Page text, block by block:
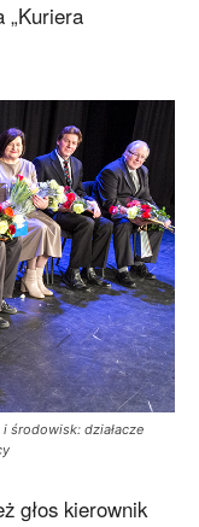
„Kuriera
środowisk: działacze
głos kierownik